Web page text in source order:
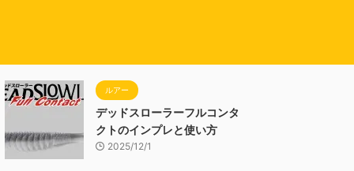
ルアー
デッドスローラーフルコンタ
クトのインプレと使い方
2025/12/1